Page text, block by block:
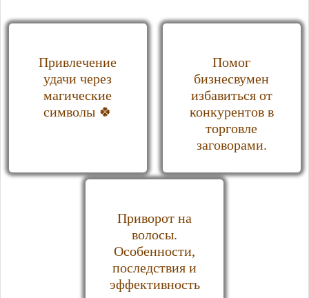
Привлечение
удачи через
магические
символы 🍀
Помог
бизнесвумен
избавиться от
конкурентов в
торговле
заговорами.
Приворот на
волосы.
Особенности,
последствия и
эффективность